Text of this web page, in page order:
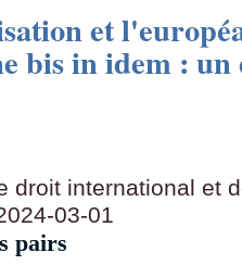
et
bis in idem :
droit international et
03-01
pairs